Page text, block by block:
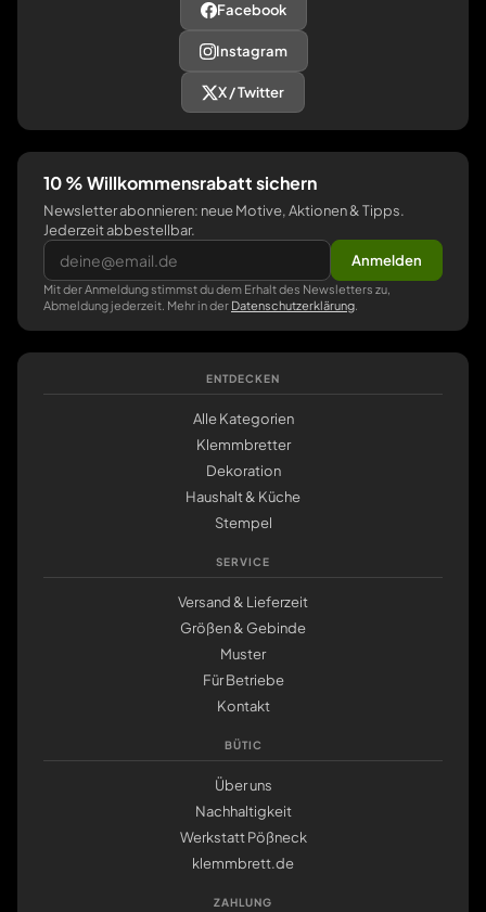
Facebook
Instagram
X / Twitter
10 % Willkommensrabatt sichern
Newsletter abonnieren: neue Motive, Aktionen & Tipps.
Jederzeit abbestellbar.
Anmelden
Mit der Anmeldung stimmst du dem Erhalt des Newsletters zu,
Abmeldung jederzeit. Mehr in der Datenschutzerklärung
ENTDECKEN
Alle Kategorien
Klemmbretter
Dekoration
Haushalt & Küche
Stempel
SERVICE
Versand & Lieferzeit
Größen & Gebinde
Muster
Für Betriebe
Kontakt
BÜTIC
Über uns
Nachhaltigkeit
Werkstatt Pößneck
klemmbrett.de
ZAHLUNG